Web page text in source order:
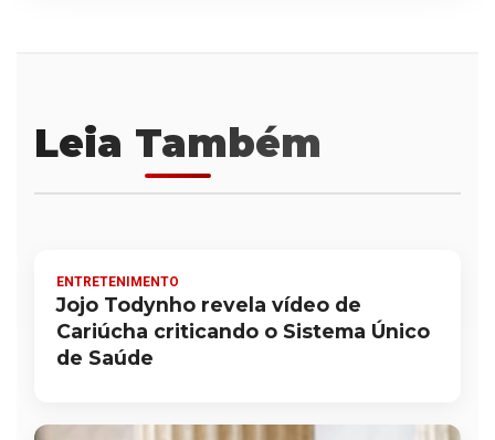
Leia Também
ENTRETENIMENTO
Jojo Todynho revela vídeo de
Cariúcha criticando o Sistema Único
de Saúde